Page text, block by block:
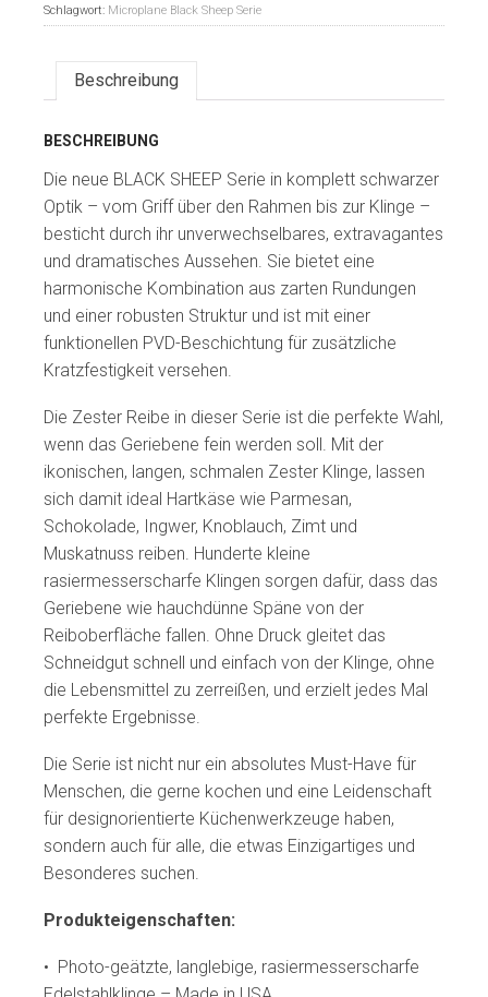
Schlagwort: Microplane Black Sheep Serie
Beschreibung
BESCHREIBUNG
Die neue BLACK SHEEP Serie in komplett schwarzer
Optik – vom Griff über den Rahmen bis zur Klinge –
besticht durch ihr unverwechselbares, extravagantes
und dramatisches Aussehen. Sie bietet eine
harmonische Kombination aus zarten Rundungen
und einer robusten Struktur und ist mit einer
funktionellen PVD-Beschichtung für zusätzliche
Kratzfestigkeit versehen.
Die Zester Reibe in dieser Serie ist die perfekte Wahl,
wenn das Geriebene fein werden soll. Mit der
ikonischen, langen, schmalen Zester Klinge, lassen
sich damit ideal Hartkäse wie Parmesan,
Schokolade, Ingwer, Knoblauch, Zimt und
Muskatnuss reiben. Hunderte kleine
rasiermesserscharfe Klingen sorgen dafür, dass das
Geriebene wie hauchdünne Späne von der
Reiboberfläche fallen. Ohne Druck gleitet das
Schneidgut schnell und einfach von der Klinge, ohne
die Lebensmittel zu zerreißen, und erzielt jedes Mal
perfekte Ergebnisse.
Die Serie ist nicht nur ein absolutes Must-Have für
Menschen, die gerne kochen und eine Leidenschaft
für designorientierte Küchenwerkzeuge haben,
sondern auch für alle, die etwas Einzigartiges und
Besonderes suchen.
Produkteigenschaften:
• Photo-geätzte, langlebige, rasiermesserscharfe